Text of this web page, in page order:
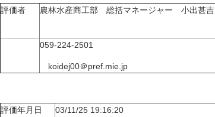
評価者 農林水産商工部 総括マネージャー 小出甚吉
059-224-2501
koidej00＠pref.mie.jp
評価年月日 03/11/25 19:16:20